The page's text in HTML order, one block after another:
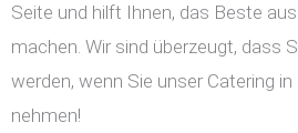
Seite und hilft Ihnen, das Beste
machen. Wir sind überzeugt, dass
werden, wenn Sie unser Catering
nehmen!